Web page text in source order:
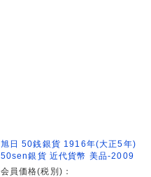
旭日 50銭銀貨 1916年(大正5年)
50sen銀貨 近代貨幣 美品-2009
会員価格(税別)：